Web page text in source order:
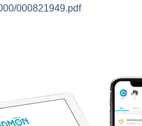
000821949.pdf